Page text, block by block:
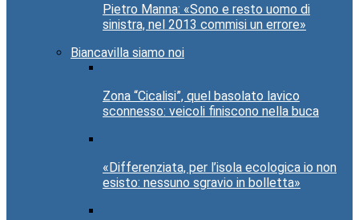
Pietro Manna: «Sono e resto uomo di
sinistra, nel 2013 commisi un errore»
Biancavilla siamo noi
Zona “Cicalisi”, quel basolato lavico
sconnesso: veicoli finiscono nella buca
«Differenziata, per l’isola ecologica io non
esisto: nessuno sgravio in bolletta»